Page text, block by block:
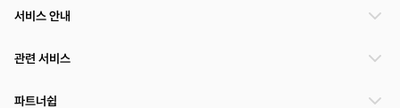
서비스 안내
관련 서비스
파트너쉽